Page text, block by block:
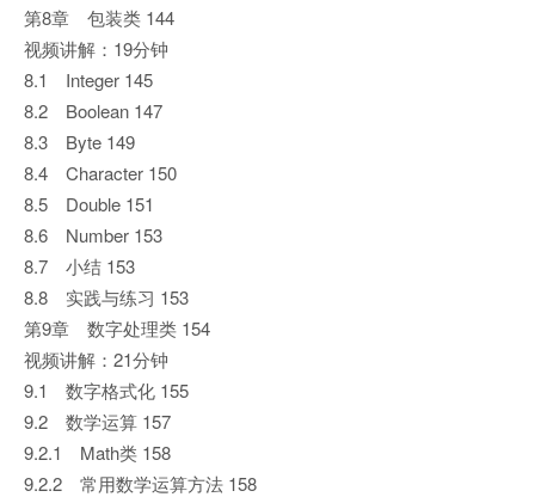
第8章 包装类 144
视频讲解：19分钟
8.1 Integer 145
8.2 Boolean 147
8.3 Byte 149
8.4 Character 150
8.5 Double 151
8.6 Number 153
8.7 小结 153
8.8 实践与练习 153
第9章 数字处理类 154
视频讲解：21分钟
9.1 数字格式化 155
9.2 数学运算 157
9.2.1 Math类 158
9.2.2 常用数学运算方法 158